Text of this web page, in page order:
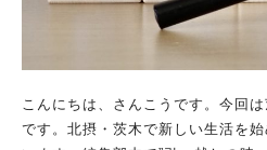
こんにちは、さんこうです。今回
です。北摂・茨木で新しい生活を